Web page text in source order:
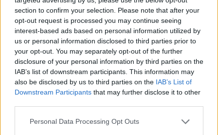
section to confirm your selection. Please note that after your
opt-out request is processed you may continue seeing
interest-based ads based on personal information utilized by
us or personal information disclosed to third parties prior to
your opt-out. You may separately opt-out of the further
disclosure of your personal information by third parties on the
IAB’s list of downstream participants. This information may
also be disclosed by us to third parties on the IAB’s List of
Downstream Participants that may further disclose it to other
Personal Data Processing Opt Outs
Minka 12. rész
Minka 11. rész